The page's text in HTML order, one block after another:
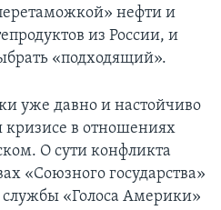
нефти и
из России, и
«подходящий».
уже давно и настойчиво
кризисе в отношениях
О сути конфликта
«Союзного государства»
службы «Голоса Америки»